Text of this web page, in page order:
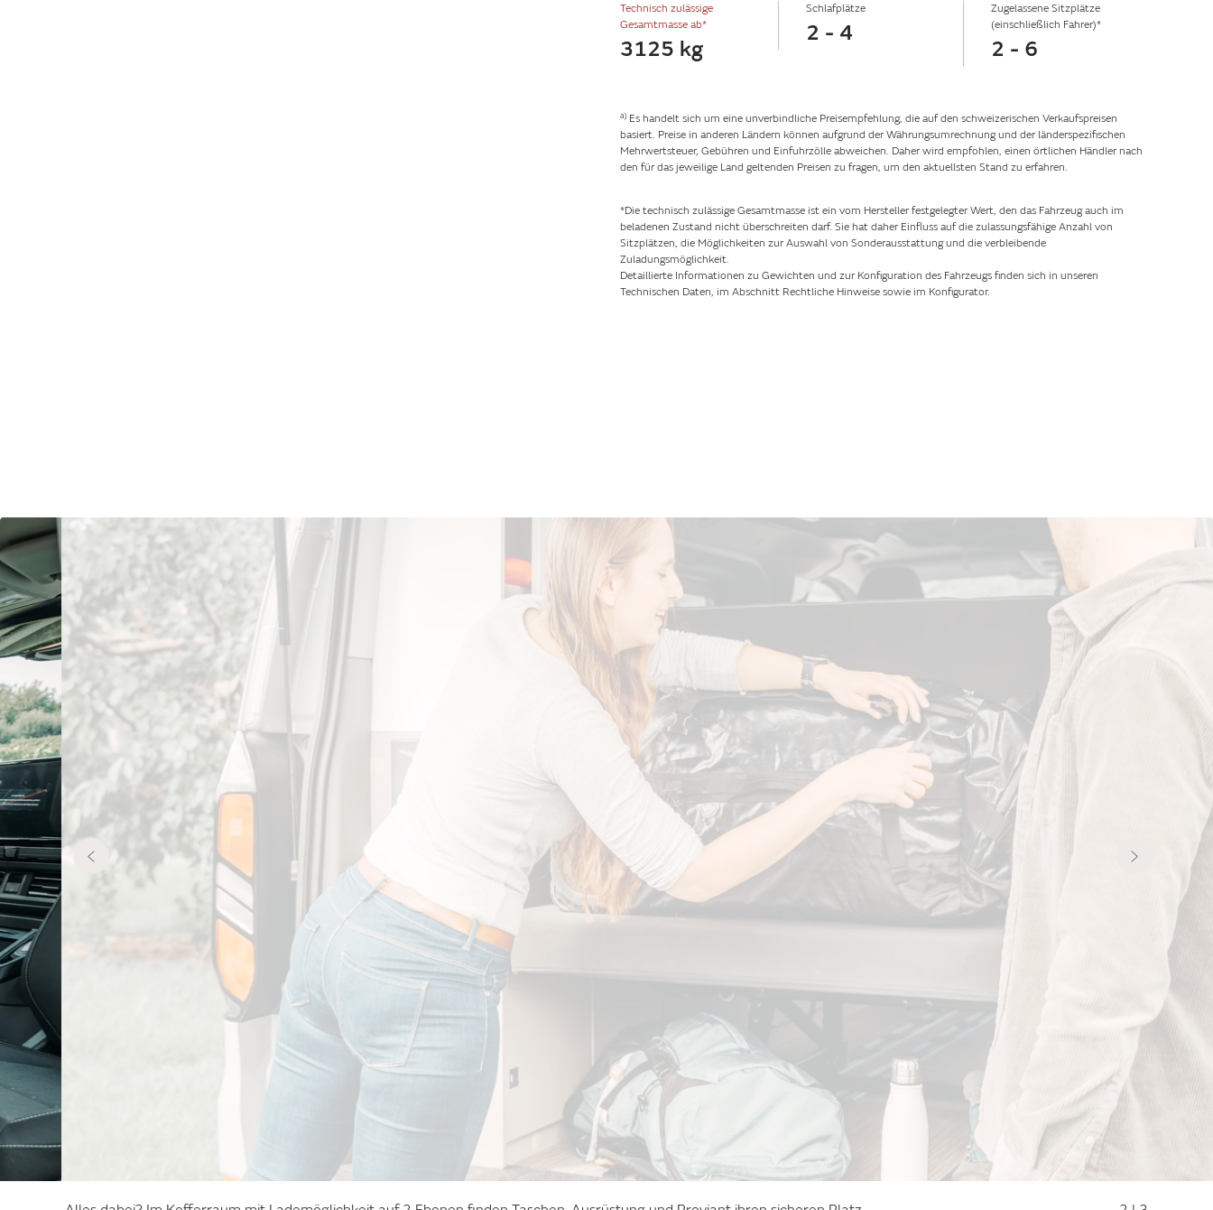
Technisch zulässige
Gesamtmasse ab*
3125 kg
Schlafplätze
2 - 4
Zugelassene Sitzplätze
(einschließlich Fahrer)*
2 - 6
a) Es handelt sich um eine unverbindliche Preisempfehlung, die auf den schweizerischen Verkaufspreisen
basiert. Preise in anderen Ländern können aufgrund der Währungsumrechnung und der länderspezifischen
Mehrwertsteuer, Gebühren und Einfuhrzölle abweichen. Daher wird empfohlen, einen örtlichen Händler nach
den für das jeweilige Land geltenden Preisen zu fragen, um den aktuellsten Stand zu erfahren.
*Die technisch zulässige Gesamtmasse ist ein vom Hersteller festgelegter Wert, den das Fahrzeug auch im
beladenen Zustand nicht überschreiten darf. Sie hat daher Einfluss auf die zulassungsfähige Anzahl von
Sitzplätzen, die Möglichkeiten zur Auswahl von Sonderausstattung und die verbleibende
Zuladungsmöglichkeit.
Detaillierte Informationen zu Gewichten und zur Konfiguration des Fahrzeugs finden sich in unseren
Technischen Daten, im Abschnitt Rechtliche Hinweise sowie im Konfigurator.